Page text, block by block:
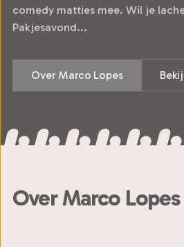
comedy matties mee. Wil je
Pakjesavond...
Over Marco Lopes
Over Marco Lopes